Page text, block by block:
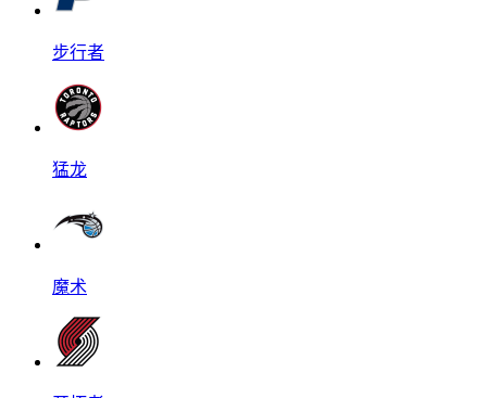
步行者
猛龙
魔术